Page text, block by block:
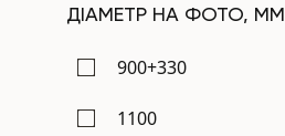
ДІАМЕТР НА ФОТО, ММ
900+330
1100